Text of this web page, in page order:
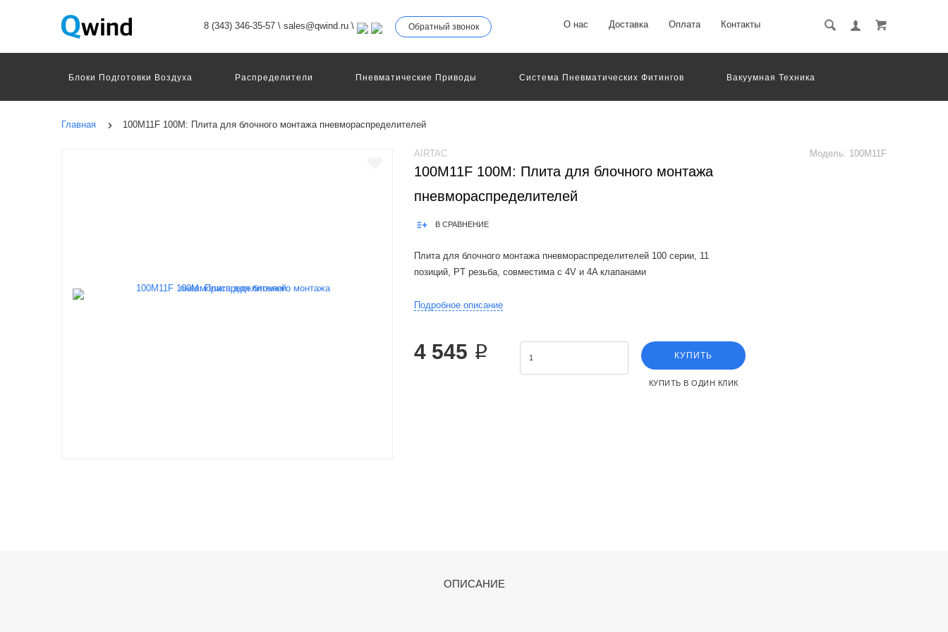
8 (343) 346-35-57 \ sales@qwind.ru \ Обратный звонок О нас Доставка Оплата Контакты
Блоки Подготовки Воздуха Распределители Пневматические Приводы Система Пневматических Фитингов
Вакуумная Техника
Motion Terminal
Системы Перемещения Технология Управления
Главная 100M11F 100M: Плита для блочного монтажа пневмораспределителей
Модель: 100M11F
AIRTAC
100M11F 100M: Плита для блочного монтажа
пневмораспределителей
В СРАВНЕНИЕ
Плита для блочного монтажа пневмораспределителей 100 серии, 11
позиций, PT резьба, совместима c 4V и 4A клапанами
Product Features:1.It is available to integrate the direction control valves of the
Подробное описание
4 545 ₽ КУПИТЬ
КУПИТЬ В ОДИН КЛИК
ОПИСАНИЕ